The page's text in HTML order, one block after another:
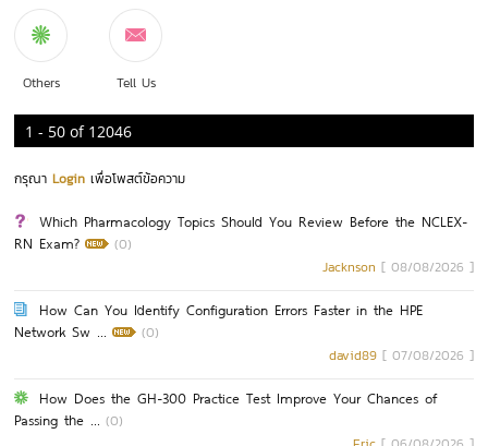
Others Tell Us
1 - 50 of 12046
กรุณาLogin เพื่อโพสต์ข้อความ
Which Pharmacology Topics Should You Review Before the NCLEX-
RN Exam?
(0)
Jacknson [ 08/08/2026 ]
How Can You Identify Configuration Errors Faster in the HPE
Network Sw ...
(0)
david89 [ 07/08/2026 ]
How Does the GH-300 Practice Test Improve Your Chances of
Passing the ... (0)